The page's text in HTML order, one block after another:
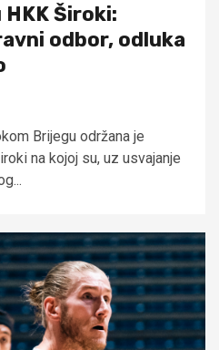
Široki:
odbor, odluka
Brijegu održana je
na kojoj su, uz usvajanje